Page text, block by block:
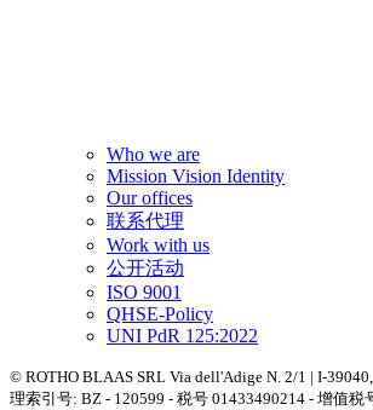
Who we are
Mission Vision Identity
Our offices
联系代理
Work with us
公开活动
ISO 9001
QHSE-Policy
UNI PdR 125:2022
© ROTHO BLAAS SRL Via dell'Adige N. 2/1 | I-
理索引号: BZ - 120599 - 税号 01433490214 - 增值税